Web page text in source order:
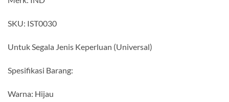
SKU: IST0030
Untuk Segala Jenis Keperluan (Universal)
Spesifikasi Barang:
Warna: Hijau